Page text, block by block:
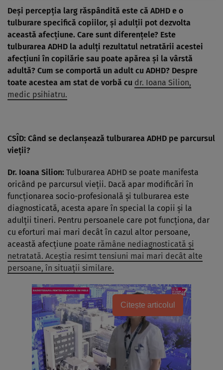
Deși percepția larg răspândită este că ADHD e o
tulburare specifică copiilor, și adulții pot dezvolta
această afecțiune. Care sunt diferențele? Este
tulburarea ADHD la adulți rezultatul netratării acestei
afecțiuni în copilărie sau poate apărea și la vârstă
adultă? Cum se comportă un adult cu ADHD? Despre
toate acestea am stat de vorbă cu dr. Ioana Silion,
medic psihiatru.
CSÎD: Când se declanșează tulburarea ADHD pe parcursul
vieții?
Dr. Ioana Silion: Tulburarea ADHD se poate manifesta
oricând pe parcursul vieții. Dacă apar modificări în
funcționarea socio-profesională și tulburarea este
diagnosticată, acesta apare în special la copii și la
adulții tineri. Pentru persoanele care pot funcționa, dar
cu eforturi mai mari decât în cazul altor persoane,
această afecțiune poate rămâne nediagnosticată și
netratată. Aceștia resimt tensiuni mai mari decât alte
persoane, în situații similare.
Citește articolul